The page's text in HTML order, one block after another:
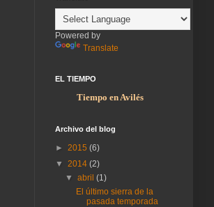
Powered by
Translate
EL TIEMPO
Tiempo en Avilés
Archivo del blog
► 2015 (6)
▼ 2014 (2)
▼abril(1)
El último sierra de la
pasada temporada